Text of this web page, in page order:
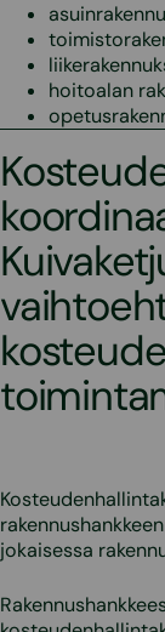
hoitoalan
jokaisessa